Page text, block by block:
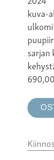
kuva-
sarjan
690,00